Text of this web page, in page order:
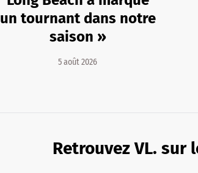
un tournant dans notre
saison »
5 août 2026
Retrouvez VL. sur